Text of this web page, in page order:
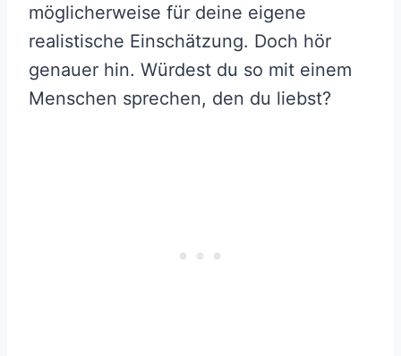
möglicherweise für deine eigene
realistische Einschätzung. Doch hör
genauer hin. Würdest du so mit einem
Menschen sprechen, den du liebst?